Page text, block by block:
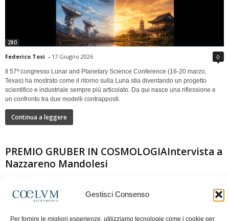
Gestisci Consenso
Per fornire le migliori esperienze, utilizziamo tecnologie come i cookie per
280
Federico Tosi - 17 Giugno 2026 0
Il 57º congresso Lunar and Planetary Science Conference (16-20 marzo,
Texas) ha mostrato come il ritorno sulla Luna stia diventando un progetto
scientifico e industriale sempre più articolato. Da qui nasce una riflessione e
un confronto tra due modelli contrapposti.
Continua a leggere
PREMIO GRUBER IN COSMOLOGIAIntervista a
Nazzareno Mandolesi